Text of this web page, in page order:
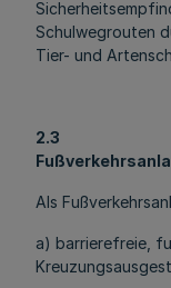
Schulwegrouten
Tier- und
2.3
Als
a) barrierefreie,